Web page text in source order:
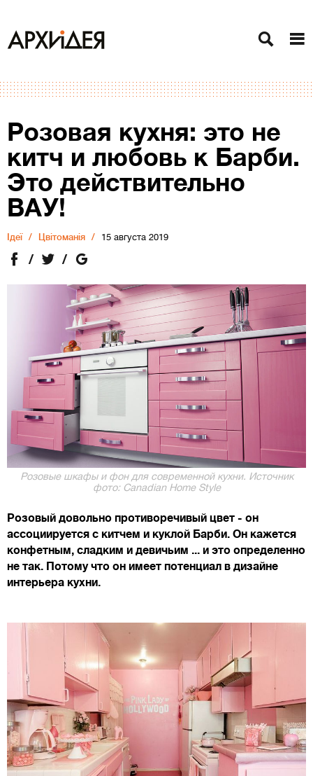
Розовая кухня: это не
китч и любовь к Барби.
Это действительно
ВАУ!
Ідеї Цвітоманія 15 августа 2019
Розовые шкафы и фон для современной кухни. Источник
фото: Canadian Home Style
Розовый довольно противоречивый цвет - он
ассоциируется с китчем и куклой Барби. Он кажется
конфетным, сладким и девичьим ... и это определенно
не так. Потому что он имеет потенциал в дизайне
интерьера кухни.